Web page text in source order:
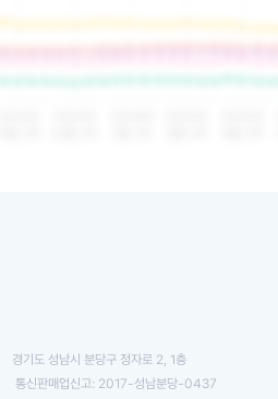
경기도 성남시 분당구 정자로 2, 1층
통신판매업신고: 2017-성남분당-0437